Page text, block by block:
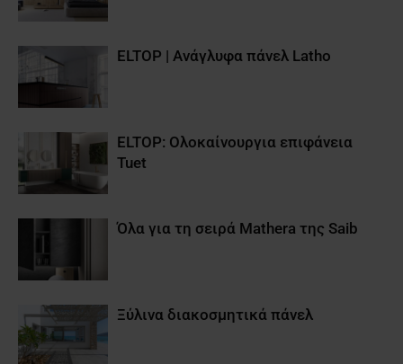
ELTOP | Aνάγλυφα πάνελ Latho
ELTOP: Ολοκαίνουργια επιφάνεια
Tuet
Όλα για τη σειρά Mathera της Saib
Ξύλινα διακοσμητικά πάνελ